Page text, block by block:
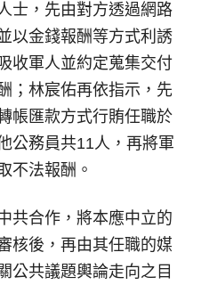
士，先由對方透過網路
以金錢報酬等方式利誘
收軍人並約定蒐集交付
；林宸佑再依指示，先
帳匯款方式行賄任職於
公務員共11人，再將軍
不法報酬。
共合作，將本應中立的
核後，再由其任職的媒
公共議題輿論走向之目